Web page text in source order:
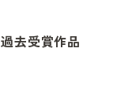
過去受賞作品